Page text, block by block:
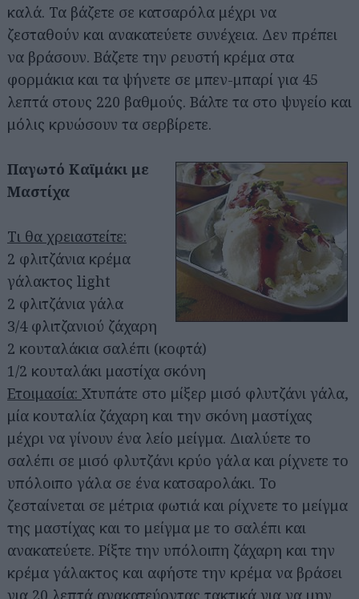
καλά. Τα βάζετε σε κατσαρόλα μέχρι να
ζεσταθούν και ανακατεύετε συνέχεια. Δεν πρέπει
να βράσουν. Βάζετε την ρευστή κρέμα στα
φορμάκια και τα ψήνετε σε μπεν-μπαρί για 45
λεπτά στους 220 βαθμούς. Βάλτε τα στο ψυγείο και
μόλις κρυώσουν τα σερβίρετε.
Παγωτό Καϊμάκι με
Μαστίχα
Τι θα χρειαστείτε:
2 φλιτζάνια κρέμα
γάλακτος light
2 φλιτζάνια γάλα
3/4 φλιτζανιού ζάχαρη
2 κουταλάκια σαλέπι (κοφτά)
1/2 κουταλάκι μαστίχα σκόνη
Ετοιμασία: Χτυπάτε στο μίξερ μισό φλυτζάνι γάλα,
μία κουταλία ζάχαρη και την σκόνη μαστίχας
μέχρι να γίνουν ένα λείο μείγμα. Διαλύετε το
σαλέπι σε μισό φλυτζάνι κρύο γάλα και ρίχνετε το
υπόλοιπο γάλα σε ένα κατσαρολάκι. Το
ζεσταίνεται σε μέτρια φωτιά και ρίχνετε το μείγμα
της μαστίχας και το μείγμα με το σαλέπι και
ανακατεύετε. Ρίξτε την υπόλοιπη ζάχαρη και την
κρέμα γάλακτος και αφήστε την κρέμα να βράσει
για 20 λεπτά ανακατεύοντας τακτικά για να μην